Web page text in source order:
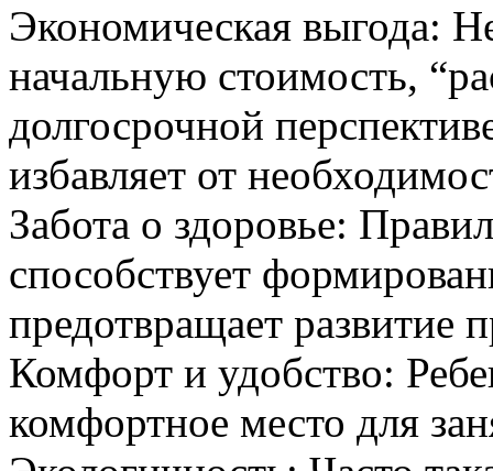
Экономическая выгода:
начальную стоимость,
долгосрочной
избавляет от
Забота о здоровье:
способствует
предотвращает развитие
Комфорт и удобство:
комфортное место для